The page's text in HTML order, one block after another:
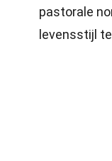
pastorale
levensstijl